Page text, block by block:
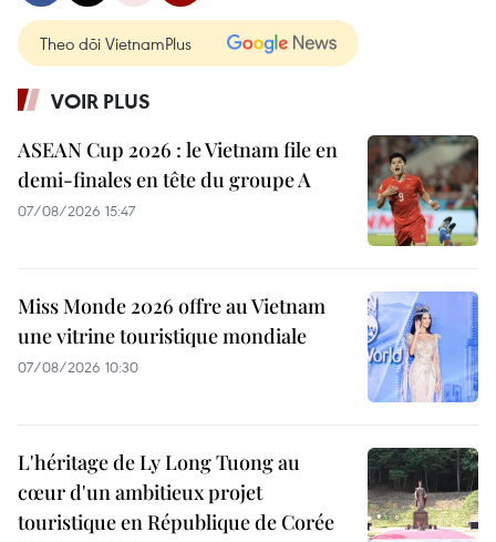
Theo dõi VietnamPlus
VOIR PLUS
ASEAN Cup 2026 : le Vietnam file en
demi-finales en tête du groupe A
07/08/2026 15:47
Miss Monde 2026 offre au Vietnam
une vitrine touristique mondiale
07/08/2026 10:30
L'héritage de Ly Long Tuong au
cœur d'un ambitieux projet
touristique en République de Corée